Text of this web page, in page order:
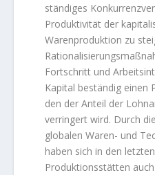
ständiges
Produktivität der
Warenproduktion zu
Fortschritt und
Kapital beständig einen
den der Anteil der
verringert wird. Durch
globalen Waren- und
haben sich in den
Produktionsstätten